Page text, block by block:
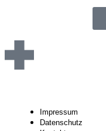
Impressum
Datenschutz